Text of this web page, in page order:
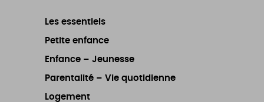
Les essentiels
Petite enfance
Enfance – Jeunesse
Parentalité – Vie quotidienne
Logement